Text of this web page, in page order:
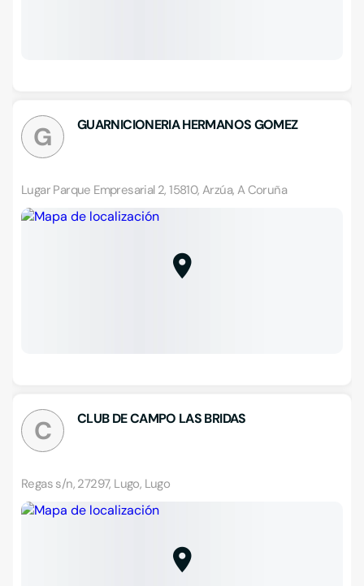
G GUARNICIONERIA HERMANOS GOMEZ
Lugar Parque Empresarial 2, 15810, Arzúa, A Coruña
C CLUB DE CAMPO LAS BRIDAS
Regas s/n, 27297, Lugo, Lugo